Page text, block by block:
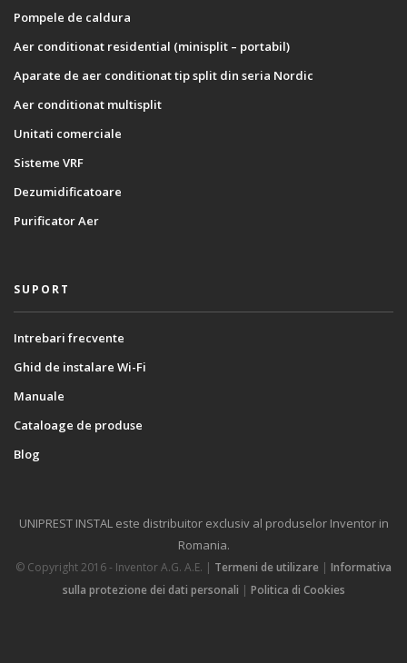
Pompele de caldura
Aer conditionat residential (minisplit – portabil)
Aparate de aer conditionat tip split din seria Nordic
Aer conditionat multisplit
Unitati comerciale
Sisteme VRF
Dezumidificatoare
Purificator Aer
SUPORT
Intrebari frecvente
Ghid de instalare Wi-Fi
Manuale
Cataloage de produse
Blog
UNIPREST INSTAL este distribuitor exclusiv al produselor Inventor in
Romania.
© Copyright 2016 - Inventor A.G. Α.Ε. | Termeni de utilizare | Informativa
sulla protezione dei dati personali | Politica di Cookies